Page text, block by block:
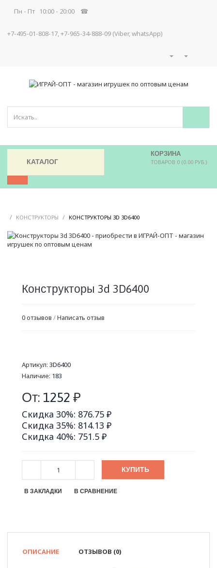
Пн - Пт 10:00 - 20:00 ☎
+7-495-01-808-17, +7-965-34-888-09 (Viber, whatsApp)
КОРЗИНА
ТОВАРОВ 0 (0.00 РУБ.)
КАТАЛОГ
/ КОНСТРУКТОРЫ / КОНСТРУКТОРЫ 3D 3D6400
Конструкторы 3d 3D6400
0 отзывов /Написать отзыв
Артикул: 3D6400
Наличие: 183
От: 1252 ₽
Скидка 30%: 876.75 ₽
Скидка 35%: 814.13 ₽
Скидка 40%: 751.5 ₽
КУПИТЬ
В ЗАКЛАДКИ В СРАВНЕНИЕ
ОПИСАНИЕ ОТЗЫВОВ (0)